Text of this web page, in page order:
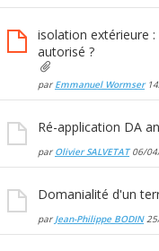
isolation extérieure
autorisé ?
par Emmanuel Wormser
Ré-application DA
par Olivier SALVETAT06/
Domanialité d'un
par Jean-Philippe BODIN